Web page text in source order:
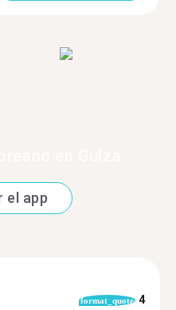
el app
format_quote 4